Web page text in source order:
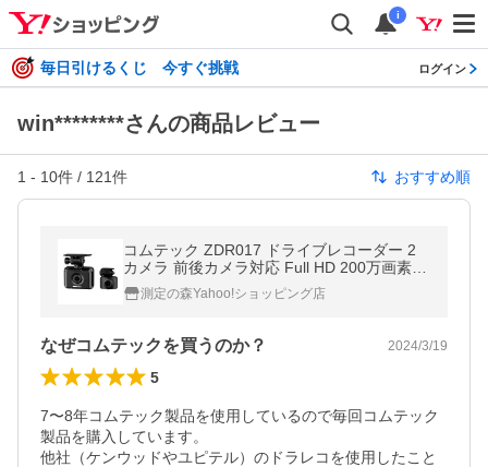
i
毎日引けるくじ 今すぐ挑戦 ログイン
win********さんの商品レビュー
1 - 10件 / 121件 おすすめ順
コムテック ZDR017 ドライブレコーダー 2
カメラ 前後カメラ対応 Full HD 200万画素
一体型【ラッピング対応可】 R-LOGI
測定の森Yahoo!ショッピング店
なぜコムテックを買うのか？ 2024/3/19
5
7〜8年コムテック製品を使用しているので毎回コムテック
製品を購入しています。
他社（ケンウッドやユピテル）のドラレコを使用したこと